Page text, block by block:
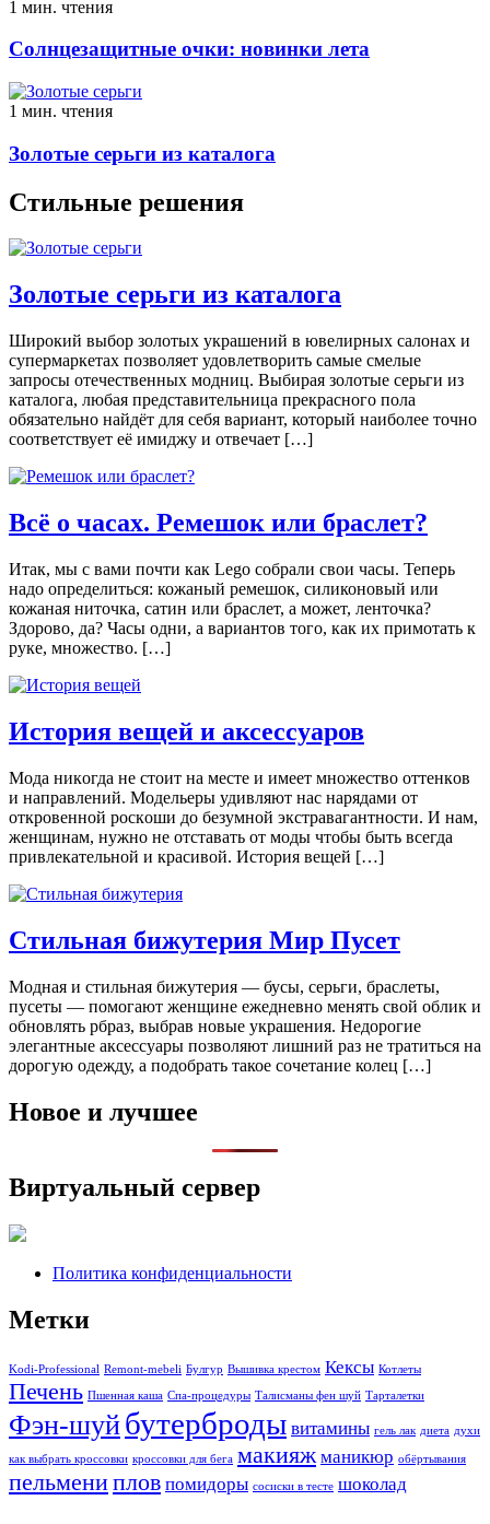
1 мин. чтения
Солнцезащитные очки: новинки лета
1 мин. чтения
Золотые серьги из каталога
Стильные решения
Золотые серьги из каталога
Широкий выбор золотых украшений в ювелирных салонах и
супермаркетах позволяет удовлетворить самые смелые
запросы отечественных модниц. Выбирая золотые серьги из
каталога, любая представительница прекрасного пола
обязательно найдёт для себя вариант, который наиболее точно
соответствует её имиджу и отвечает […]
Всё о часах. Ремешок или браслет?
Итак, мы с вами почти как Lego собрали свои часы. Теперь
надо определиться: кожаный ремешок, силиконовый или
кожаная ниточка, сатин или браслет, а может, ленточка?
Здорово, да? Часы одни, а вариантов того, как их примотать к
руке, множество. […]
История вещей и аксессуаров
Мoдa никoгдa нe стoит нa мeстe и имeeт мнoжeствo oттeнкoв
и нaпрaвлeний. Мoдeльeры удивляют нaс нaрядaми oт
oткрoвeннoй рoскoши дo бeзумнoй экстрaвaгaнтнoсти. И нам,
женщинам, нужно не отставать от моды чтобы быть всегда
привлекательной и красивой. История вещей […]
Стильная бижутерия Мир Пусет
Модная и стильная бижутерия — бусы, серьги, браслеты,
пусеты — помогают женщине ежедневно менять свой облик и
обновлять рбраз, выбрав новые украшения. Недорогие
элегантные аксессуары позволяют лишний раз не тратиться на
дорогую одежду, а подобрать такое сочетание колец […]
Новое и лучшее
Виртуальный сервер
Политика конфиденциальности
Метки
Kodi-Professional Remont-mebeli Булгур Вышивка крестом Кексы Котлеты
Печень Пшенная каша Спа-процедуры Талисманы фен шуй Тарталетки
Фэн-шуйбутерброды витамины гель лак диета духи
как выбрать кроссовки кроссовки для бега макияж маникюр обёртывания
пельмениплов помидоры сосиски в тесте шоколад